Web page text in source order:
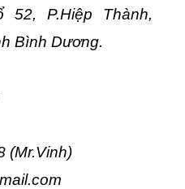
52, P.Hiệp Thành,
Bình Dương.
(Mr.Vinh)